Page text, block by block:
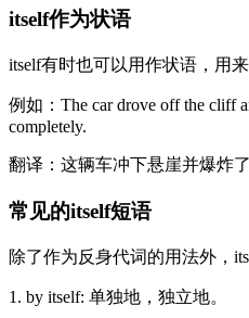
itself作为状语
itself有时也可以用作状语，用
例如：The car drove off the cliff
completely.
翻译：这辆车冲下悬崖并爆炸
常见的itself短语
除了作为反身代词的用法外，
1. by itself: 单独地，独立地。